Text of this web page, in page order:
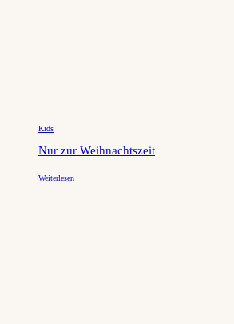
Kids
Nur zur Weihnachtszeit
Weiterlesen